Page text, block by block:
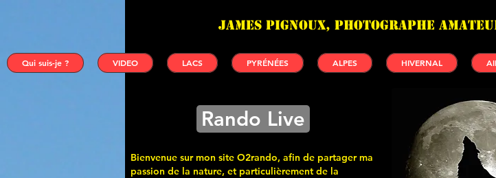
James PIGNOUX, photographe
Qui suis-je ? VIDEO LACS PYRÉNÉES ALPES HIVERNAL
Rando Live
Bienvenue sur mon site O2rando, afin de partager ma
passion de la nature, et particulièrement de la